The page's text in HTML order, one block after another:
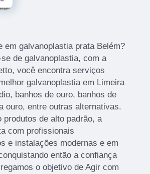
em galvanoplastia prata Belém?
de galvanoplastia, com a
você encontra serviços
galvanoplastia em Limeira
banhos de ouro, banhos de
ouro, entre outras alternativas.
produtos de alto padrão, a
com profissionais
e instalações modernas e em
então a confiança
o objetivo de Agir com